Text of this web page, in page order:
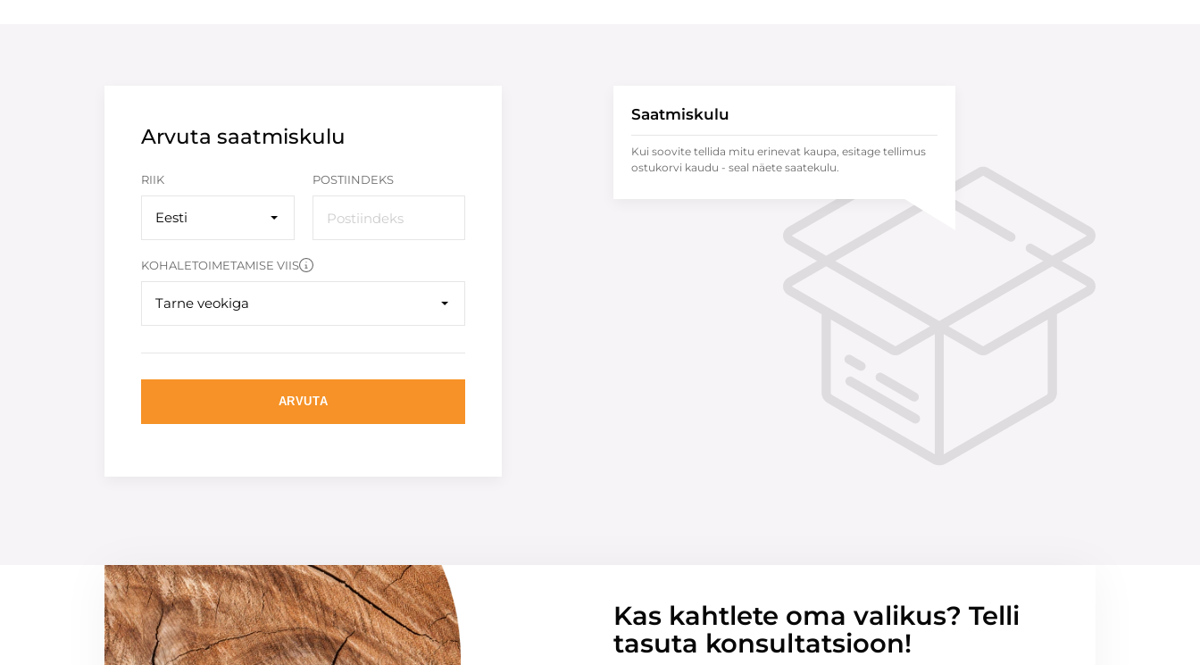
Arvuta saatmiskulu
RIIK
Eesti
POSTIINDEKS
KOHALETOIMETAMISE VIIS
Tarne veokiga
ARVUTA
Saatmiskulu
Kui soovite tellida mitu erinevat kaupa, esitage tellimus
ostukorvi kaudu - seal näete saatekulu.
Kas kahtlete oma valikus? Telli
tasuta konsultatsioon!